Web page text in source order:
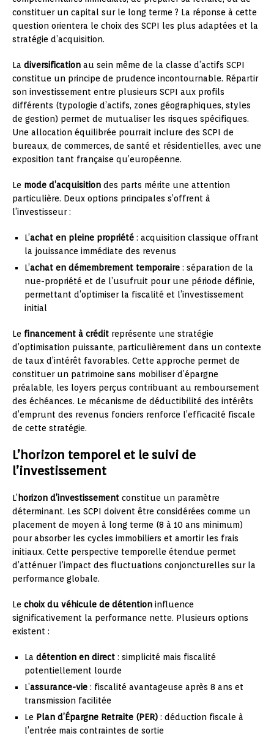
constituer un capital sur le long terme ? La réponse à cette
question orientera le choix des SCPI les plus adaptées et la
stratégie d’acquisition.
La diversification au sein même de la classe d’actifs SCPI
constitue un principe de prudence incontournable. Répartir
son investissement entre plusieurs SCPI aux profils
différents (typologie d’actifs, zones géographiques, styles
de gestion) permet de mutualiser les risques spécifiques.
Une allocation équilibrée pourrait inclure des SCPI de
bureaux, de commerces, de santé et résidentielles, avec une
exposition tant française qu’européenne.
Le mode d’acquisition des parts mérite une attention
particulière. Deux options principales s’offrent à
l’investisseur :
L’achat en pleine propriété : acquisition classique offrant
la jouissance immédiate des revenus
L’achat en démembrement temporaire : séparation de la
nue-propriété et de l’usufruit pour une période définie,
permettant d’optimiser la fiscalité et l’investissement
initial
Le financement à crédit représente une stratégie
d’optimisation puissante, particulièrement dans un contexte
de taux d’intérêt favorables. Cette approche permet de
constituer un patrimoine sans mobiliser d’épargne
préalable, les loyers perçus contribuant au remboursement
des échéances. Le mécanisme de déductibilité des intérêts
d’emprunt des revenus fonciers renforce l’efficacité fiscale
de cette stratégie.
L’horizon temporel et le suivi de
l’investissement
L’horizon d’investissement constitue un paramètre
déterminant. Les SCPI doivent être considérées comme un
placement de moyen à long terme (8 à 10 ans minimum)
pour absorber les cycles immobiliers et amortir les frais
initiaux. Cette perspective temporelle étendue permet
d’atténuer l’impact des fluctuations conjoncturelles sur la
performance globale.
Le choix du véhicule de détention influence
significativement la performance nette. Plusieurs options
existent :
La détention en direct : simplicité mais fiscalité
potentiellement lourde
L’assurance-vie : fiscalité avantageuse après 8 ans et
transmission facilitée
Le Plan d’Épargne Retraite (PER) : déduction fiscale à
l’entrée mais contraintes de sortie